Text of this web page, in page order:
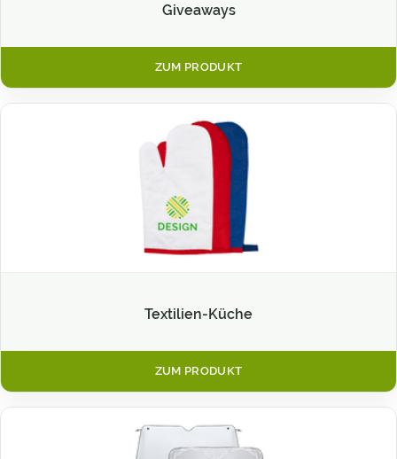
Giveaways
ZUM PRODUKT
Textilien-Küche
ZUM PRODUKT